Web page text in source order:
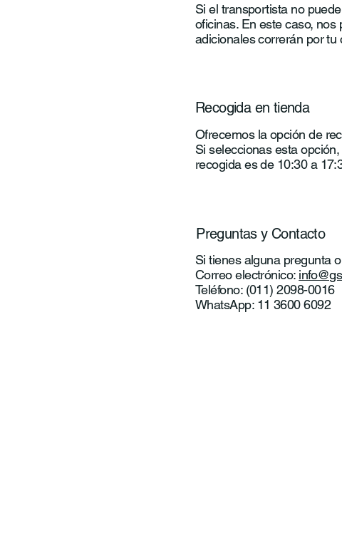
Si el transportista no
oficinas. En este caso,
adicionales correrán por tu
Recogida en tienda
Ofrecemos la opción de
Si seleccionas esta
recogida es de 10:30 a
Preguntas y Contacto
Si tienes alguna pregunta
Correo electrónico:
Teléfono: (011) 2098-0016
WhatsApp: 11 3600 6092